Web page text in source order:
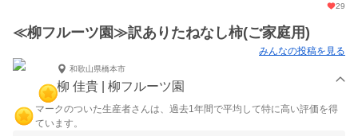
29
≪柳フルーツ園≫訳ありたねなし柿(ご家庭用)
みんなの投稿を見る
和歌山県橋本市
柳 佳貴 | 柳フルーツ園
マークのついた生産者さんは、過去1年間で平均して特に高い評価を得
ています。